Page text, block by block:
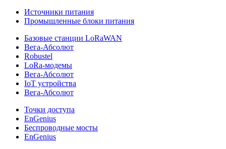
Источники питания
Промышленные блоки питания
Базовые станции LoRaWAN
Вега-Абсолют
Robustel
LoRa-модемы
Вега-Абсолют
IoT устройства
Вега-Абсолют
Точки доступа
EnGenius
Беспроводные мосты
EnGenius